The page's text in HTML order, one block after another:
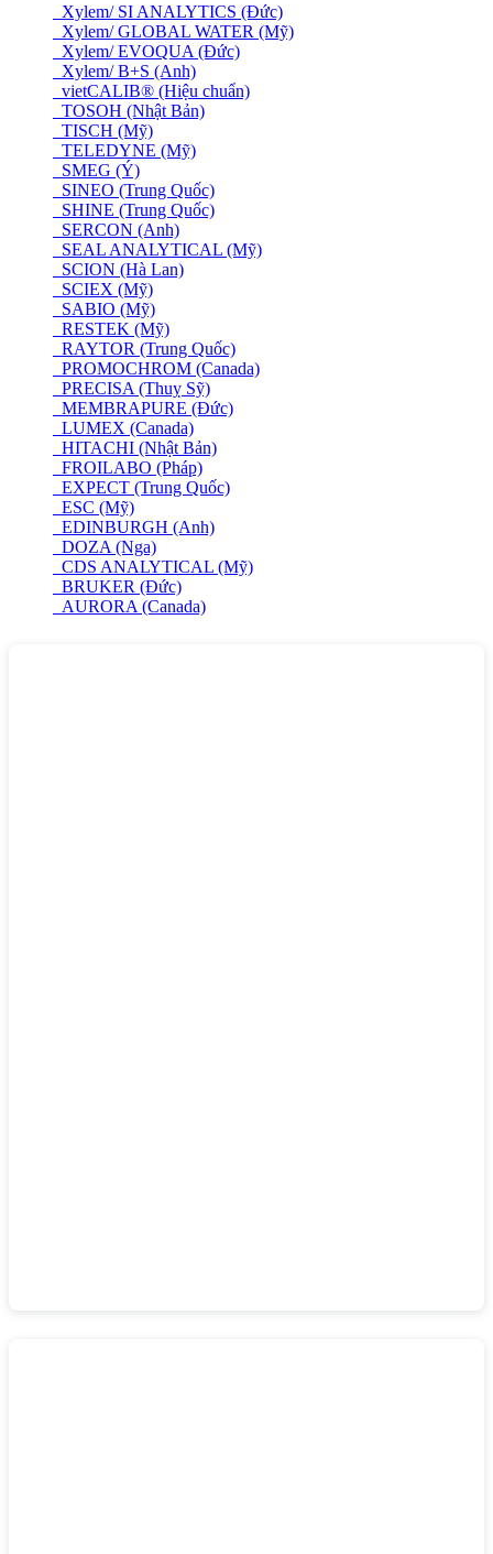
Xylem/ SI ANALYTICS (Đức)
Xylem/ GLOBAL WATER (Mỹ)
Xylem/ EVOQUA (Đức)
Xylem/ B+S (Anh)
vietCALIB® (Hiệu chuẩn)
TOSOH (Nhật Bản)
TISCH (Mỹ)
TELEDYNE (Mỹ)
SMEG (Ý)
SINEO (Trung Quốc)
SHINE (Trung Quốc)
SERCON (Anh)
SEAL ANALYTICAL (Mỹ)
SCION (Hà Lan)
SCIEX (Mỹ)
SABIO (Mỹ)
RESTEK (Mỹ)
RAYTOR (Trung Quốc)
PROMOCHROM (Canada)
PRECISA (Thuỵ Sỹ)
MEMBRAPURE (Đức)
LUMEX (Canada)
HITACHI (Nhật Bản)
FROILABO (Pháp)
EXPECT (Trung Quốc)
ESC (Mỹ)
EDINBURGH (Anh)
DOZA (Nga)
CDS ANALYTICAL (Mỹ)
BRUKER (Đức)
AURORA (Canada)